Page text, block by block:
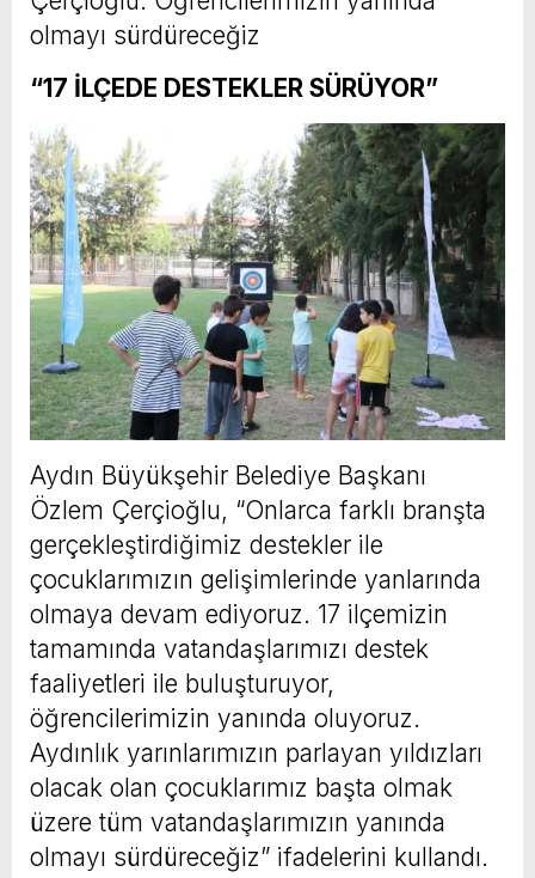
olmayı sürdüreceğiz
“17 İLÇEDE DESTEKLER SÜRÜYOR”
Aydın Büyükşehir Belediye Başkanı
Özlem Çerçioğlu, “Onlarca farklı branşta
gerçekleştirdiğimiz destekler ile
çocuklarımızın gelişimlerinde yanlarında
olmaya devam ediyoruz. 17 ilçemizin
tamamında vatandaşlarımızı destek
faaliyetleri ile buluşturuyor,
öğrencilerimizin yanında oluyoruz.
Aydınlık yarınlarımızın parlayan yıldızları
olacak olan çocuklarımız başta olmak
üzere tüm vatandaşlarımızın yanında
olmayı sürdüreceğiz” ifadelerini kullandı.